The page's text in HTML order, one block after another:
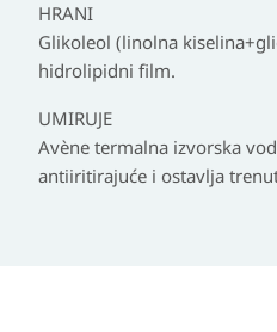
HRANI
Glikoleol (linolna
hidrolipidni film.
UMIRUJE
Avène termalna izvorska
antiiritirajuće i ostavlja